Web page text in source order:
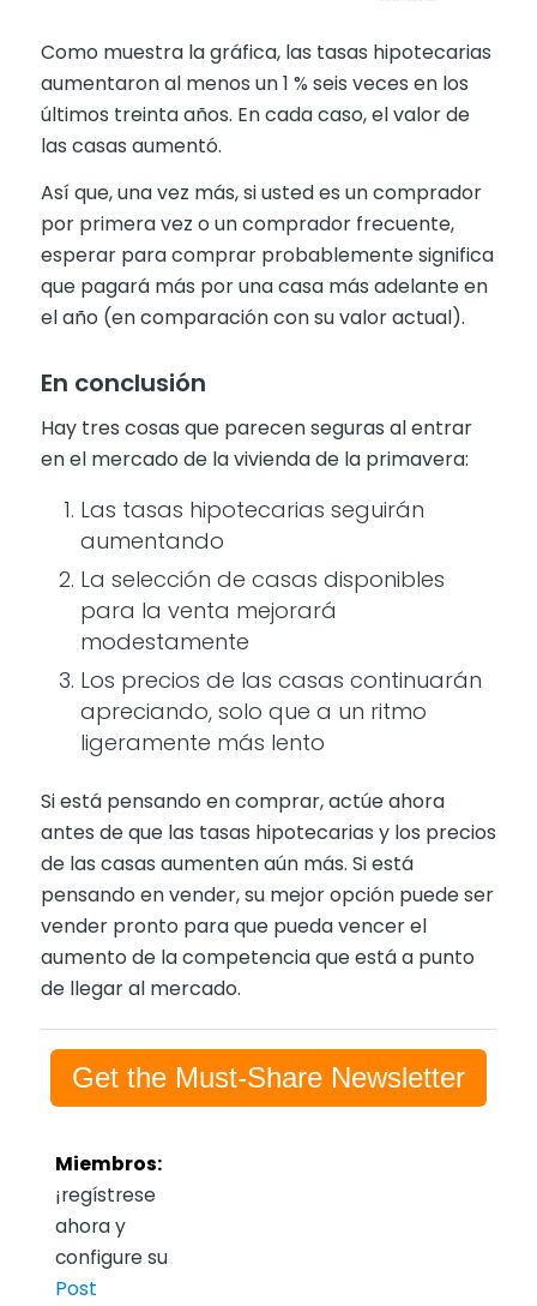
Como muestra la gráfica, las tasas hipotecarias
aumentaron al menos un 1 % seis veces en los
últimos treinta años. En cada caso, el valor de
las casas aumentó.
Así que, una vez más, si usted es un comprador
por primera vez o un comprador frecuente,
esperar para comprar probablemente significa
que pagará más por una casa más adelante en
el año (en comparación con su valor actual).
En conclusión
Hay tres cosas que parecen seguras al entrar
en el mercado de la vivienda de la primavera:
Las tasas hipotecarias seguirán
aumentando
La selección de casas disponibles
para la venta mejorará
modestamente
Los precios de las casas continuarán
apreciando, solo que a un ritmo
ligeramente más lento
Si está pensando en comprar, actúe ahora
antes de que las tasas hipotecarias y los precios
de las casas aumenten aún más. Si está
pensando en vender, su mejor opción puede ser
vender pronto para que pueda vencer el
aumento de la competencia que está a punto
de llegar al mercado.
Get the Must-Share Newsletter
Miembros:
¡regístrese
ahora y
configure su
Post